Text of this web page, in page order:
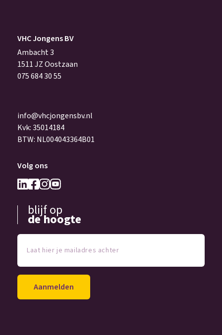
VHC Jongens BV
Ambacht 3
1511 JZ Oostzaan
075 684 30 55
info@vhcjongensbv.nl
Kvk: 35014184
BTW: NL004043364B01
Volg ons
blijf op
de hoogte
je
achter